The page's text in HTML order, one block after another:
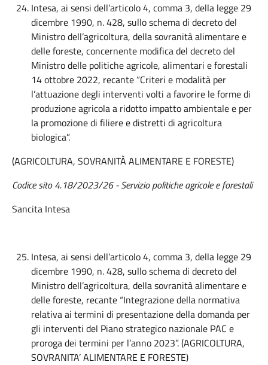
Intesa, ai sensi dell’articolo 4, comma 3, della legge 29
dicembre 1990, n. 428, sullo schema di decreto del
Ministro dell’agricoltura, della sovranità alimentare e
delle foreste, concernente modifica del decreto del
Ministro delle politiche agricole, alimentari e forestali
14 ottobre 2022, recante “Criteri e modalità per
l’attuazione degli interventi volti a favorire le forme di
produzione agricola a ridotto impatto ambientale e per
la promozione di filiere e distretti di agricoltura
biologica”.
(AGRICOLTURA, SOVRANITÀ ALIMENTARE E FORESTE)
Codice sito 4.18/2023/26 - Servizio politiche agricole e forestali
Sancita Intesa
Intesa, ai sensi dell’articolo 4, comma 3, della legge 29
dicembre 1990, n. 428, sullo schema di decreto del
Ministro dell’agricoltura, della sovranità alimentare e
delle foreste, recante “Integrazione della normativa
relativa ai termini di presentazione della domanda per
gli interventi del Piano strategico nazionale PAC e
proroga dei termini per l’anno 2023”. (AGRICOLTURA,
SOVRANITA’ ALIMENTARE E FORESTE)